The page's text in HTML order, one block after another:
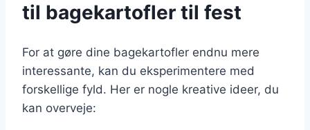
til bagekartofler til fest
For at gøre dine bagekartofler endnu mere
interessante, kan du eksperimentere med
forskellige fyld. Her er nogle kreative ideer, du
kan overveje: